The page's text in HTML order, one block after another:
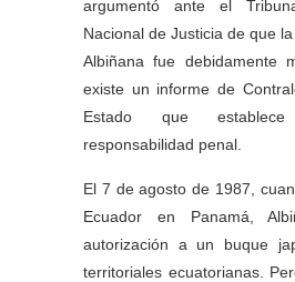
argumentó ante el
Nacional de Justicia de que
Albiñana fue debidamente
existe un informe de
Estado que
responsabilidad penal.
El 7 de agosto de 1987,
Ecuador en Panamá,
autorización a un buque
territoriales ecuatorianas.